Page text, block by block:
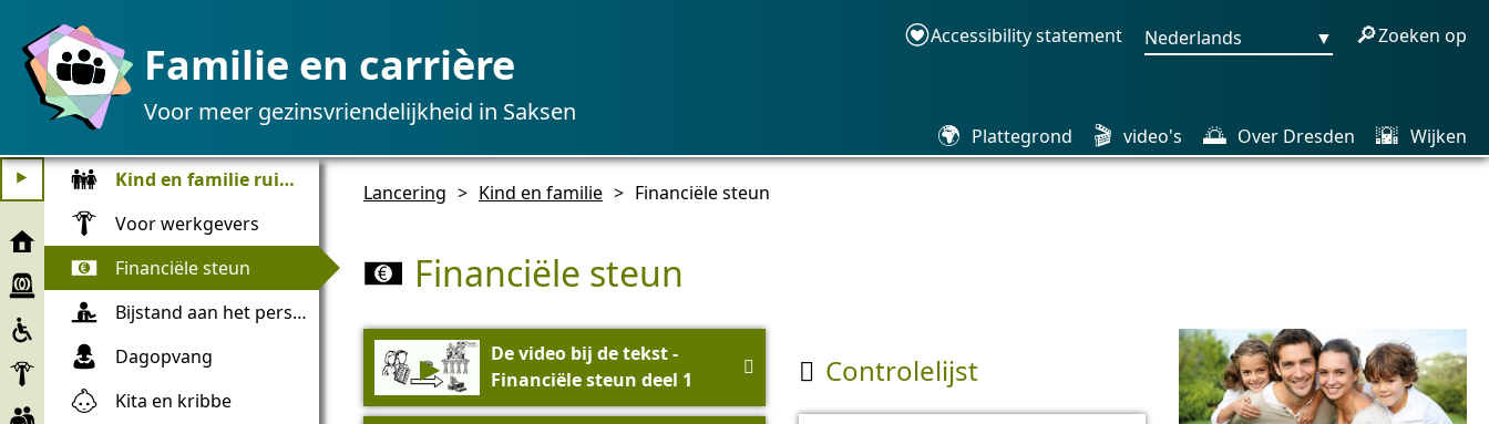
Familie en carrière
Voor meer gezinsvriendelijkheid in Saksen
Accessibility statement Nederlands ▼ 🔎Zoeken op
🌍 Plattegrond 🎬 video's 🌅 Over Dresden 🌇 Wijken
⯈
Lancering
Noodhulp
Insluitsel
Werkgevers
Werknemer
Kind en familie ruimte
Voor werkgevers
Financiële steun
Bijstand aan het personeel
Dagopvang
Kita en kribbe
Lancering > Kind en familie > Financiële steun
Financiële steun
▶
De video bij de tekst -
Financiële steun deel 1
  Controlelijst